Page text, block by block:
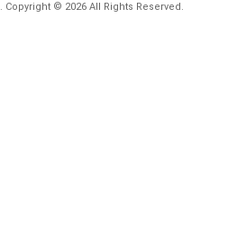
. Copyright © 2026 All Rights Reserved.